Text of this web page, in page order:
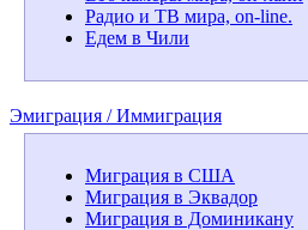
Радио и ТВ мира, on-line.
Едем в Чили
Эмиграция / Иммиграция
Миграция в США
Миграция в Эквадор
Миграция в Доминикану